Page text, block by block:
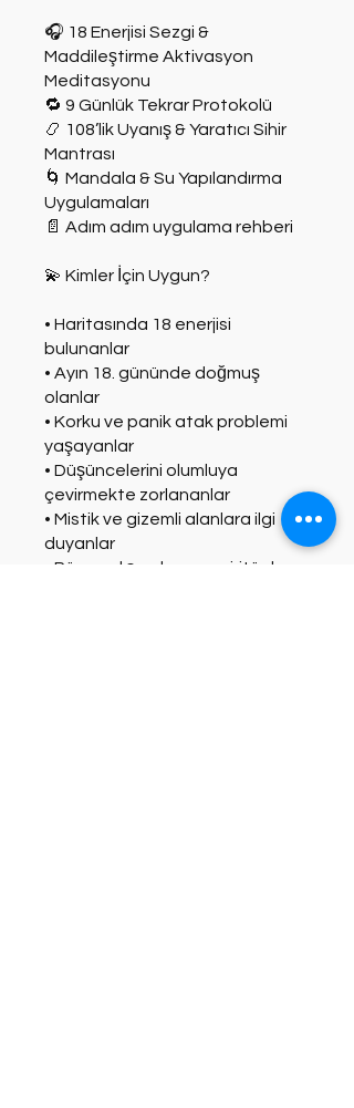
🎧 18 Enerjisi Sezgi &
Maddileştirme Aktivasyon
Meditasyonu
🔁 9 Günlük Tekrar Protokolü
📿 108’lik Uyanış & Yaratıcı Sihir
Mantrası
🌀 Mandala & Su Yapılandırma
Uygulamaları
📄 Adım adım uygulama rehberi
💫 Kimler İçin Uygun?
• Haritasında 18 enerjisi
bulunanlar
• Ayın 18. gününde doğmuş
olanlar
• Korku ve panik atak problemi
yaşayanlar
• Düşüncelerini olumluya
çevirmekte zorlananlar
• Mistik ve gizemli alanlara ilgi
duyanlar
• Rüya çalışmaları ve spiritüel